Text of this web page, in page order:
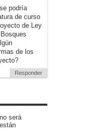
podría
de curso
de Ley
de los
Responder
será